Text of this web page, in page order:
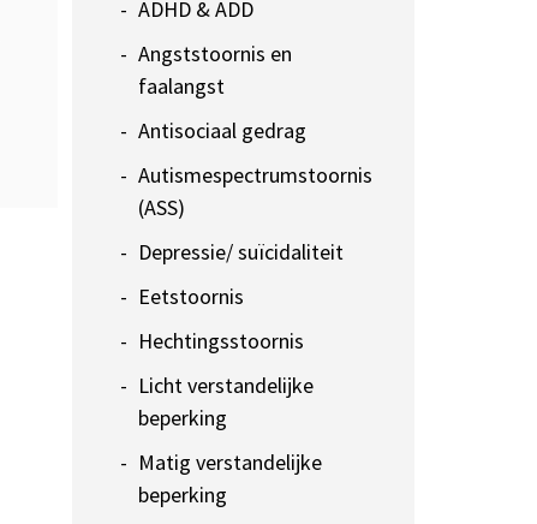
ADHD & ADD
Angststoornis en
faalangst
Antisociaal gedrag
Autismespectrumstoornis
(ASS)
Depressie/ suïcidaliteit
Eetstoornis
Hechtingsstoornis
Licht verstandelijke
beperking
Matig verstandelijke
beperking